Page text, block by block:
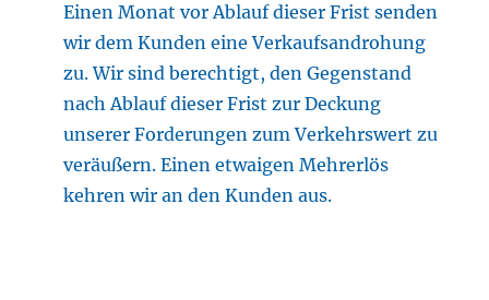
Einen Monat vor Ablauf dieser Frist senden
wir dem Kunden eine Verkaufsandrohung
zu. Wir sind berechtigt, den Gegenstand
nach Ablauf dieser Frist zur Deckung
unserer Forderungen zum Verkehrswert zu
veräußern. Einen etwaigen Mehrerlös
kehren wir an den Kunden aus.